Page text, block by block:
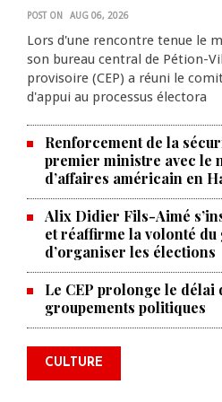
POST ON AUG 06, 2026
Lors d'une rencontre tenue le
son bureau central de Pétion-
provisoire (CEP) a réuni le
d'appui au processus électora
Renforcement de la
premier ministre avec le
d’affaires américain en
Alix Didier Fils-Aimé
et réaffirme la volonté du
d’organiser les élections
Le CEP prolonge le
groupements politiques
CULTURE
La Chambre de
l'industrie
annonce des
commémorer le
anniversaire de la